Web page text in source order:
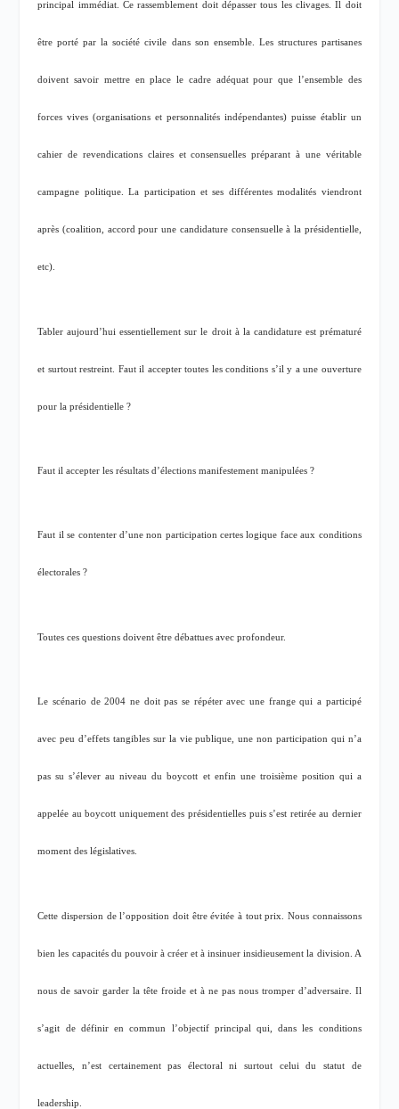
principal immédiat. Ce rassemblement doit dépasser tous les clivages. Il doit
être porté par la société civile dans son ensemble. Les structures partisanes
doivent savoir mettre en place le cadre adéquat pour que l’ensemble des
forces vives (organisations et personnalités indépendantes) puisse établir un
cahier de revendications claires et consensuelles préparant à une véritable
campagne politique. La participation et ses différentes modalités viendront
après (coalition, accord pour une candidature consensuelle à la présidentielle,
etc).
Tabler aujourd’hui essentiellement sur le droit à la candidature est prématuré
et surtout restreint. Faut il accepter toutes les conditions s’il y a une ouverture
pour la présidentielle ?
Faut il accepter les résultats d’élections manifestement manipulées ?
Faut il se contenter d’une non participation certes logique face aux conditions
électorales ?
Toutes ces questions doivent être débattues avec profondeur.
Le scénario de 2004 ne doit pas se répéter avec une frange qui a participé
avec peu d’effets tangibles sur la vie publique, une non participation qui n’a
pas su s’élever au niveau du boycott et enfin une troisième position qui a
appelée au boycott uniquement des présidentielles puis s’est retirée au dernier
moment des législatives.
Cette dispersion de l’opposition doit être évitée à tout prix. Nous connaissons
bien les capacités du pouvoir à créer et à insinuer insidieusement la division. A
nous de savoir garder la tête froide et à ne pas nous tromper d’adversaire. Il
s’agit de définir en commun l’objectif principal qui, dans les conditions
actuelles, n’est certainement pas électoral ni surtout celui du statut de
leadership.